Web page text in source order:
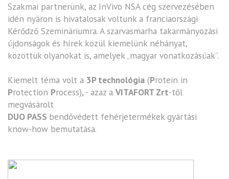
Szakmai partnerünk, az InVivo NSA cég szervezésében
idén nyáron is hivatalosak voltunk a franciaországi
Kérődző Szemináriumra. A szarvasmarha takarmányozási
újdonságok és hírek közül kiemelünk néhányat,
közöttük olyanokat is, amelyek „magyar vonatkozásúak”.
Kiemelt téma volt a 3P technológia (Protein in
Protection Process), - azaz a VITAFORT Zrt-től
megvásárolt
DUO PASS bendővédett fehérjetermékek gyártási
know-how bemutatása.